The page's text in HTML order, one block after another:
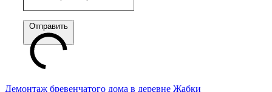
Отправить
Демонтаж бревенчатого дома в деревне Жабки